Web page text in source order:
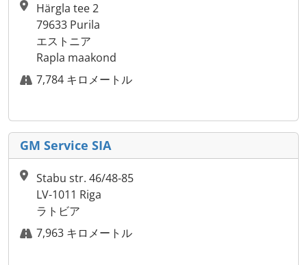
Härgla tee 2
79633 Purila
エストニア
Rapla maakond
7,784 キロメートル
GM Service SIA
Stabu str. 46/48-85
LV-1011 Riga
ラトビア
7,963 キロメートル